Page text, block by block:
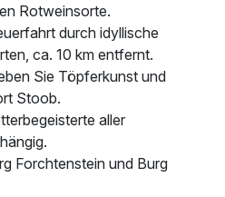
Rotweinsorte.
durch idyllische
ca. 10 km entfernt.
Sie Töpferkunst und
Stoob.
aller
Forchtenstein und Burg